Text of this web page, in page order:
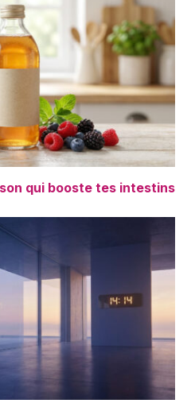
qui booste tes intestins